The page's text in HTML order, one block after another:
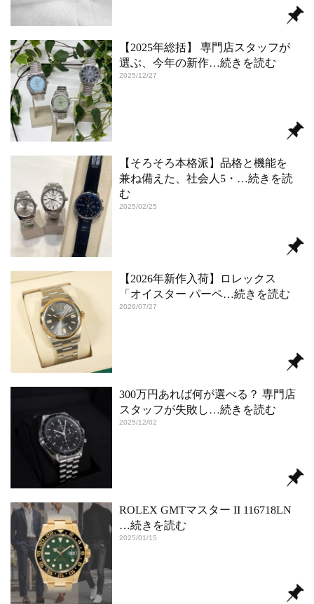
【2025年総括】 専門店スタッフが
選ぶ、今年の新作…続きを読む
2025/12/27
【そろそろ本格派】品格と機能を
兼ね備えた、社会人5・ …続きを読
む
2025/02/25
【2026年新作入荷】ロレックス
「オイスター パーペ…続きを読む
2026/07/27
300万円あれば何が選べる？ 専門店
スタッフが失敗し …続きを読む
2025/12/02
ROLEX GMTマスター II 116718LN
…続きを読む
2025/01/15